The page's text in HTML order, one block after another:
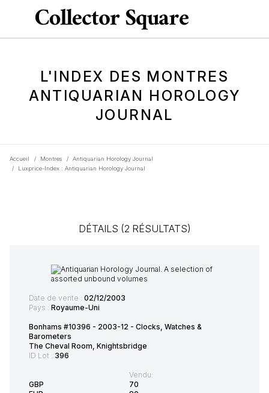
L'INDEX DES MONTRES
ANTIQUARIAN HOROLOGY
JOURNAL
Accueil / Montres /
Antiquarian Horology Journal
/
Luxprice-Index : Antiquarian Horology Journal
DÉTAILS (2 RÉSULTATS)
Date de vente : 02/12/2003
Pays : Royaume-Uni
Bonhams #10396 - 2003-12 - Clocks, Watches &
Barometers
The Cheval Room, Knightsbridge
ID Lot : 396
GBP
Vendu:
70